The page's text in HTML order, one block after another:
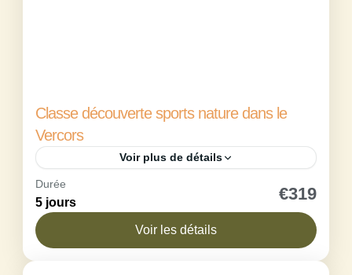
Classe découverte sports nature dans le
Vercors
Voir plus de détails
Cette classe découverte printemps au cœur du
Vercors est pensée comme une immersion de
pleine nature où l’on bouge, on observe et on
découvre un...
Durée
5 jours €319
Voir les détails